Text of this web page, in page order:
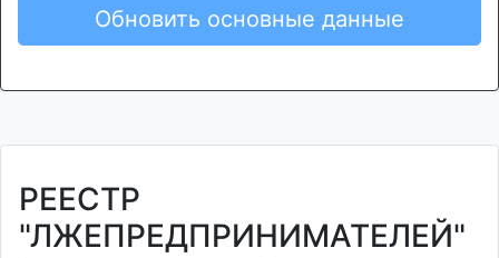
Обновить основные данные
РЕЕСТР
"ЛЖЕПРЕДПРИНИМАТЕЛЕЙ"